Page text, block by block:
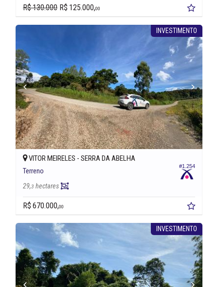
R$ 130.000 R$ 125.000,00
INVESTIMENTO
#1.254
VITOR MEIRELES - SERRA DA ABELHA
Terreno
29,3 hectares
R$ 670.000,00
INVESTIMENTO